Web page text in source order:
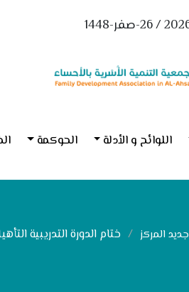
اللوائح و الأدلة الحوكمة
جديد المركز ختام الدورة التدريبية